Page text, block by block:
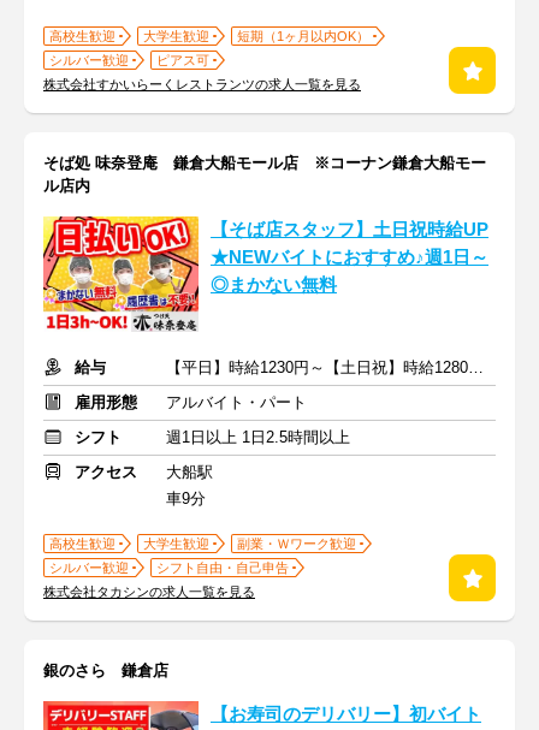
高校生歓迎 大学生歓迎
短期（1ヶ月以内OK）
シルバー歓迎
ピアス可
株式会社すかいらーくレストランツの求人一覧を見る
そば処 味奈登庵 鎌倉大船モール店 ※コーナン鎌倉大船モー
ル店内
【そば店スタッフ】土日祝時給UP
★NEWバイトにおすすめ♪週1日～
◎まかない無料
給与
【平日】時給1230円～【土日祝】時給1280円～ ＋交通費支給
雇用形態
アルバイト・パート
シフト
週1日以上 1日2.5時間以上
アクセス
大船駅
車9分
高校生歓迎 大学生歓迎
副業・Ｗワーク歓迎
シルバー歓迎
シフト自由・自己申告
株式会社タカシンの求人一覧を見る
銀のさら 鎌倉店
【お寿司のデリバリー】初バイト